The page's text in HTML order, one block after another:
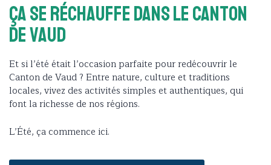
Ça se réchauffe dans le Canton
de Vaud
Et si l’été était l’occasion parfaite pour redécouvrir le
Canton de Vaud ? Entre nature, culture et traditions
locales, vivez des activités simples et authentiques, qui
font la richesse de nos régions.
L’Été, ça commence ici.